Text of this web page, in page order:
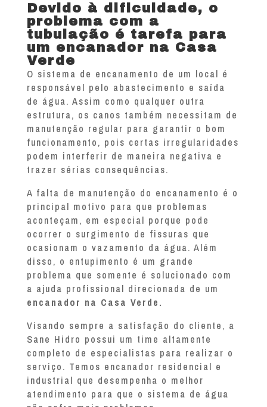
Devido à dificuldade, o
problema com a
tubulação é tarefa para
um encanador na Casa
Verde
O sistema de encanamento de um local é
responsável pelo abastecimento e saída
de água. Assim como qualquer outra
estrutura, os canos também necessitam de
manutenção regular para garantir o bom
funcionamento, pois certas irregularidades
podem interferir de maneira negativa e
trazer sérias consequências.
A falta de manutenção do encanamento é o
principal motivo para que problemas
aconteçam, em especial porque pode
ocorrer o surgimento de fissuras que
ocasionam o vazamento da água. Além
disso, o entupimento é um grande
problema que somente é solucionado com
a ajuda profissional direcionada de um
encanador na Casa Verde.
Visando sempre a satisfação do cliente, a
Sane Hidro possui um time altamente
completo de especialistas para realizar o
serviço. Temos encanador residencial e
industrial que desempenha o melhor
atendimento para que o sistema de água